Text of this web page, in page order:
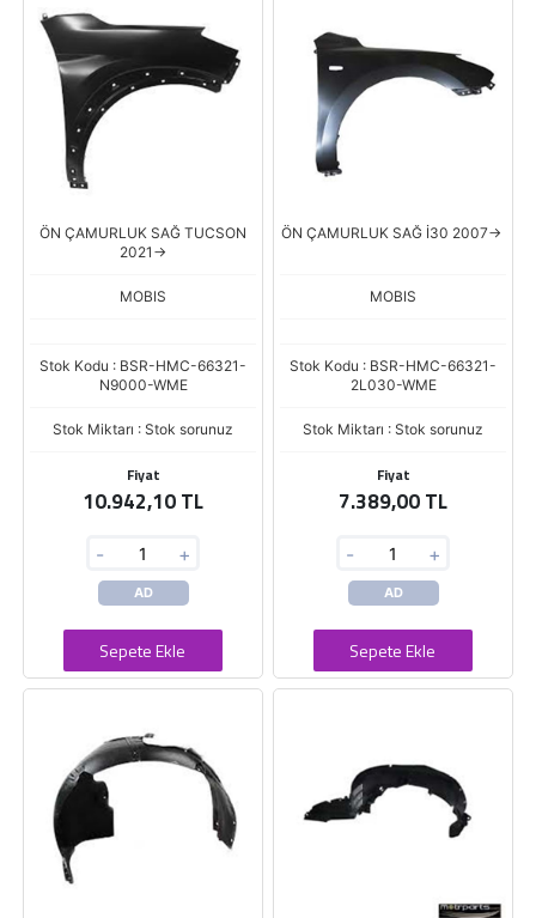
ÖN ÇAMURLUK SAĞ TUCSON
2021->
MOBIS
Stok Kodu : BSR-HMC-66321-
N9000-WME
Stok Miktarı : Stok sorunuz
Fiyat
10.942,10 TL
- +
AD
Sepete Ekle
ÖN ÇAMURLUK SAĞ İ30 2007->
MOBIS
Stok Kodu : BSR-HMC-66321-
2L030-WME
Stok Miktarı : Stok sorunuz
Fiyat
7.389,00 TL
- +
AD
Sepete Ekle